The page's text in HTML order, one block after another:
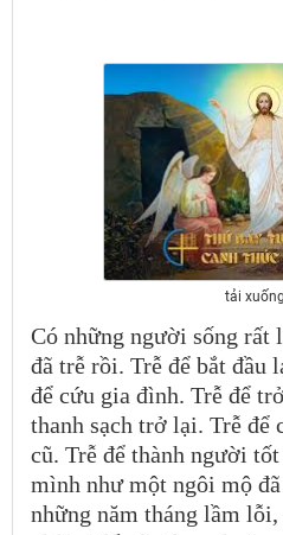
tải
Có những người sống rất
đã trễ rồi. Trễ để bắt đầu
để cứu gia đình. Trễ để
thanh sạch trở lại. Trễ để
cũ. Trễ để thành người
mình như một ngôi mộ
những năm tháng lầm